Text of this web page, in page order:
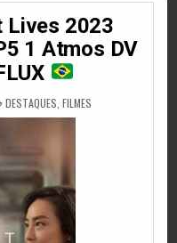
Lives 2023
1 Atmos DV
POSTED
IN
DESTAQUES FILMES